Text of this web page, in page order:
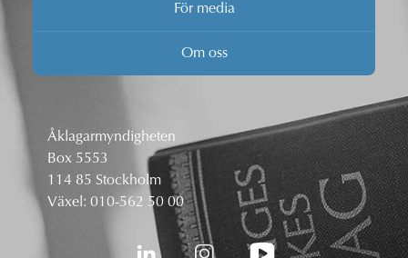
För media
Om oss
Åklagarmyndigheten
Box 5553
114 85 Stockholm
Växel: 010-562 50 00